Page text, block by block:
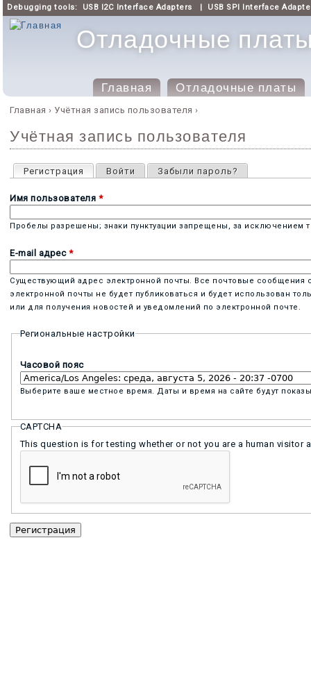
Debugging tools: USB I2C Interface Adapters | USB SPI Interface
Отладочные платы
Главное менюГлавная Отладочные платы
Вы здесь
Главная › Учётная запись пользователя ›
Учётная запись пользователя
Главные вкладки
Регистрация (активная вкладка)
Войти Забыли пароль?
Имя пользователя *
Пробелы разрешены; знаки пунктуации запрещены, за исключением
E-mail адрес *
Существующий адрес электронной почты. Все почтовые сообщения с
электронной почты не будет публиковаться и будет использован
или для получения новостей и уведомлений по электронной почте.
Региональные настройки
Часовой пояс
Выберите ваше местное время. Даты и время на сайте будут
CAPTCHA
This question is for testing whether or not you are a human visitor